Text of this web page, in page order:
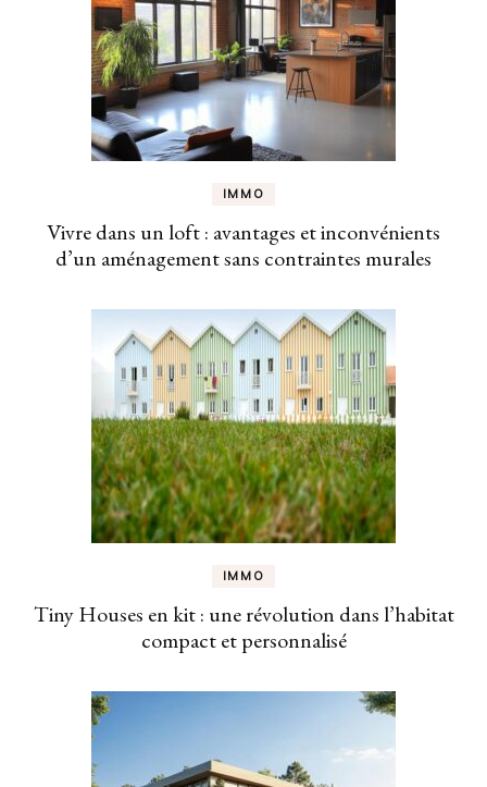
IMMO
Vivre dans un loft : avantages et inconvénients
d’un aménagement sans contraintes murales
IMMO
Tiny Houses en kit : une révolution dans l’habitat
compact et personnalisé